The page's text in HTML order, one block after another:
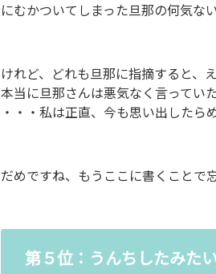
にむかついてしまった旦那の何気な
けれど、どれも旦那に指摘すると、
本当に旦那さんは悪気なく言ってい
・・・私は正直、今も思い出した
だめですね、もうここに書くことで
第５位：うんちしたみた